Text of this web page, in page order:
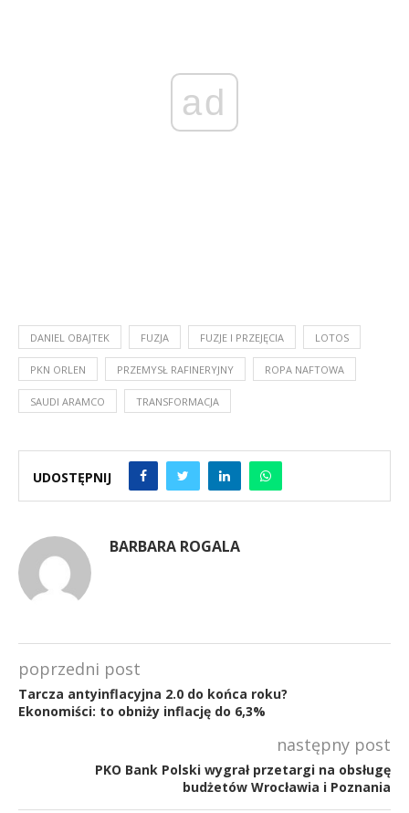
ad
DANIEL OBAJTEK FUZJA FUZJE I PRZEJĘCIA LOTOS
PKN ORLEN PRZEMYSŁ RAFINERYJNY ROPA NAFTOWA
SAUDI ARAMCO TRANSFORMACJA
UDOSTĘPNIJ
BARBARA ROGALA
poprzedni post
Tarcza antyinflacyjna 2.0 do końca roku?
Ekonomiści: to obniży inflację do 6,3%
następny post
PKO Bank Polski wygrał przetargi na obsługę
budżetów Wrocławia i Poznania